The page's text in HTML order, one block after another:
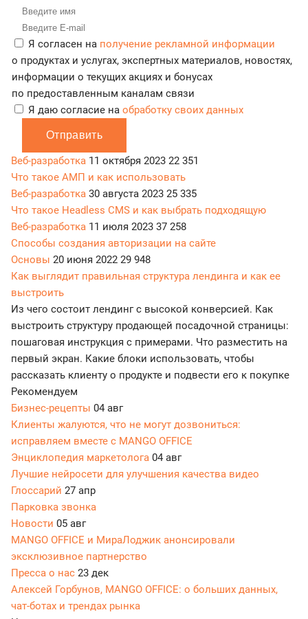
Я согласен на получение рекламной информации
о продуктах и услугах, экспертных материалов, новостях,
информации о текущих акциях и бонусах
по предоставленным каналам связи
Я даю согласие на обработку своих данных
Отправить
Веб-разработка 11 октября 2023 22 351
Что такое АМП и как использовать
Веб-разработка 30 августа 2023 25 335
Что такое Headless CMS и как выбрать подходящую
Веб-разработка 11 июля 2023 37 258
Способы создания авторизации на сайте
Основы 20 июня 2022 29 948
Как выглядит правильная структура лендинга и как ее
выстроить
Из чего состоит лендинг с высокой конверсией. Как
выстроить структуру продающей посадочной страницы:
пошаговая инструкция с примерами. Что разместить на
первый экран. Какие блоки использовать, чтобы
рассказать клиенту о продукте и подвести его к покупке
Рекомендуем
Бизнес-рецепты 04 авг
Клиенты жалуются, что не могут дозвониться:
исправляем вместе с MANGO OFFICE
Энциклопедия маркетолога 04 авг
Лучшие нейросети для улучшения качества видео
Глоссарий 27 апр
Парковка звонка
Новости 05 авг
MANGO OFFICE и МираЛоджик анонсировали
эксклюзивное партнерство
Пресса о нас 23 дек
Алексей Горбунов, MANGO OFFICE: о больших данных,
чат-ботах и трендах рынка